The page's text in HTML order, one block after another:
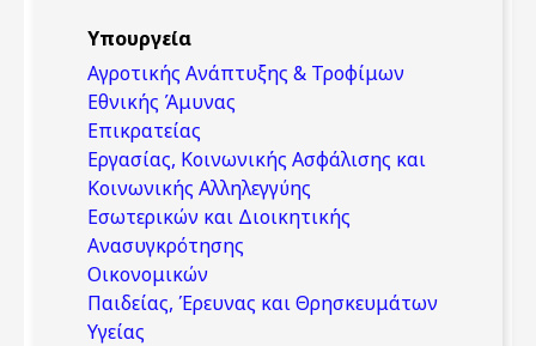
Υπουργεία
Αγροτικής Ανάπτυξης & Τροφίμων
Εθνικής Άμυνας
Επικρατείας
Εργασίας, Κοινωνικής Ασφάλισης και
Κοινωνικής Αλληλεγγύης
Εσωτερικών και Διοικητικής
Ανασυγκρότησης
Οικονομικών
Παιδείας, Έρευνας και Θρησκευμάτων
Υγείας